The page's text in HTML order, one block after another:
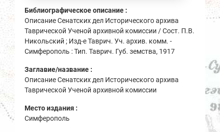
Библиографическое описание :
Описание Сенатских дел Исторического архива
Таврической Ученой архивной комиссии / Сост. П.В.
Никольский ; Изд-е Таврич. Уч. архив. комм. -
Симферополь : Тип. Таврич. Губ. земства, 1917
Заглавие/название :
Описание Сенатских дел Исторического архива
Таврической Ученой архивной комиссии
Место издания :
Симферополь